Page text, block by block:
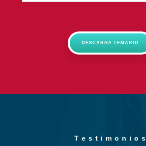
DESCARGA TEMARIO
T e s t i m o n i o s